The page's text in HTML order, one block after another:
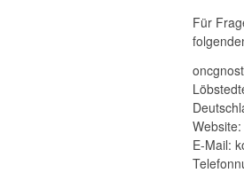
Für
Website:
E-Mail: